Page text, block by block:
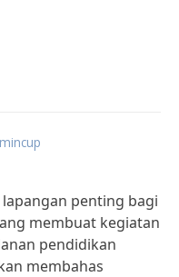
penting bagi
membuat kegiatan
pendidikan
membahas